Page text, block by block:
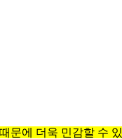
에 더욱 민감할 수